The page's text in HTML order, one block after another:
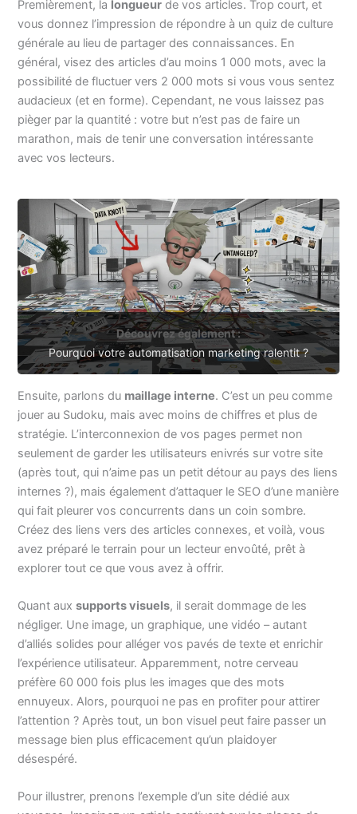
Premièrement, la longueur de vos articles. Trop court, et
vous donnez l’impression de répondre à un quiz de culture
générale au lieu de partager des connaissances. En
général, visez des articles d’au moins 1 000 mots, avec la
possibilité de fluctuer vers 2 000 mots si vous vous sentez
audacieux (et en forme). Cependant, ne vous laissez pas
pièger par la quantité : votre but n’est pas de faire un
marathon, mais de tenir une conversation intéressante
avec vos lecteurs.
Découvrez également :
Pourquoi votre automatisation marketing ralentit ?
Ensuite, parlons du maillage interne. C’est un peu comme
jouer au Sudoku, mais avec moins de chiffres et plus de
stratégie. L’interconnexion de vos pages permet non
seulement de garder les utilisateurs enivrés sur votre site
(après tout, qui n’aime pas un petit détour au pays des liens
internes ?), mais également d’attaquer le SEO d’une manière
qui fait pleurer vos concurrents dans un coin sombre.
Créez des liens vers des articles connexes, et voilà, vous
avez préparé le terrain pour un lecteur envoûté, prêt à
explorer tout ce que vous avez à offrir.
Quant auxsupports visuels, il serait dommage de les
négliger. Une image, un graphique, une vidéo – autant
d’alliés solides pour alléger vos pavés de texte et enrichir
l’expérience utilisateur. Apparemment, notre cerveau
préfère 60 000 fois plus les images que des mots
ennuyeux. Alors, pourquoi ne pas en profiter pour attirer
l’attention ? Après tout, un bon visuel peut faire passer un
message bien plus efficacement qu’un plaidoyer
désespéré.
Pour illustrer, prenons l’exemple d’un site dédié aux